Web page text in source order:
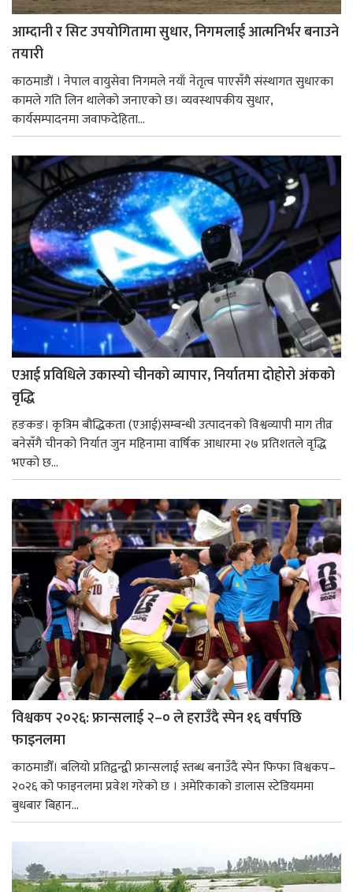
आम्दानी र सिट उपयोगितामा सुधार, निगमलाई आत्मनिर्भर बनाउने
तयारी
काठमाडाैं । नेपाल वायुसेवा निगमले नयाँ नेतृत्व पाएसँगै संस्थागत सुधारका
कामले गति लिन थालेको जनाएको छ। व्यवस्थापकीय सुधार,
कार्यसम्पादनमा जवाफदेहिता...
एआई प्रविधिले उकास्यो चीनको व्यापार, निर्यातमा दोहोरो अंकको
वृद्धि
हङकङ। कृत्रिम बौद्धिकता (एआई)सम्बन्धी उत्पादनको विश्वव्यापी माग तीव्र
बनेसँगै चीनको निर्यात जुन महिनामा वार्षिक आधारमा २७ प्रतिशतले वृद्धि
भएको छ...
विश्वकप २०२६: फ्रान्सलाई २–० ले हराउँदै स्पेन १६ वर्षपछि
फाइनलमा
काठमाडौँ। बलियो प्रतिद्वन्द्वी फ्रान्सलाई स्तब्ध बनाउँदै स्पेन फिफा विश्वकप–
२०२६ को फाइनलमा प्रवेश गरेको छ । अमेरिकाको डालास स्टेडियममा
बुधबार बिहान...